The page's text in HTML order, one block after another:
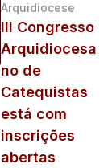
Arquidiocese
III Congresso
Arquidiocesa
no de
Catequistas
está com
inscrições
abertas